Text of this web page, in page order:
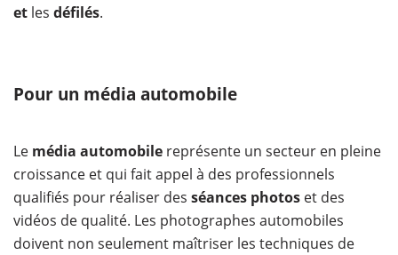
et les défilés.
Pour un média automobile
Le média automobile représente un secteur en pleine
croissance et qui fait appel à des professionnels
qualifiés pour réaliser des séances photos et des
vidéos de qualité. Les photographes automobiles
doivent non seulement maîtriser les techniques de